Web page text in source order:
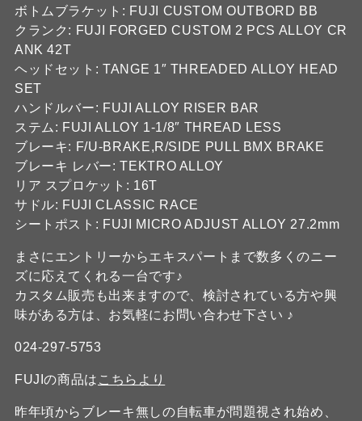
ボトムブラケット: FUJI CUSTOM OUTBORD BB
クランク: FUJI FORGED CUSTOM 2 PCS ALLOY CR
ANK 42T
ヘッドセット: TANGE 1″ THREADED ALLOY HEAD
SET
ハンドルバー: FUJI ALLOY RISER BAR
ステム: FUJI ALLOY 1-1/8″ THREAD LESS
ブレーキ: F/U-BRAKE,R/SIDE PULL BMX BRAKE
ブレーキ レバー: TEKTRO ALLOY
リア スプロケット: 16T
サドル: FUJI CLASSIC RACE
シートポスト: FUJI MICRO ADJUST ALLOY 27.2mm
まさにエントリーからエキスパートまで数多くのニー
ズに応えてくれる一台です♪
カスタム販売も出来ますので、検討されている方や興
味がある方は、お気軽にお問い合わせ下さい ♪
024-297-5753
FUJIの商品は こちらより
昨年頃からブレーキ無しの自転車が問題視され始め、